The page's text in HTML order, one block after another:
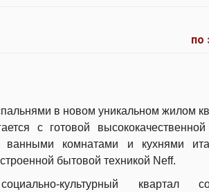
по
в новом уникальном жилом
с готовой высококачественной
ванными комнатами и кухнями
бытовой техникой Neff.
культурный квартал